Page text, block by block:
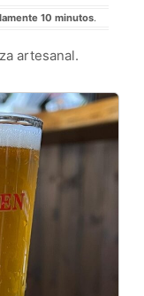
10 minutos.
artesanal.